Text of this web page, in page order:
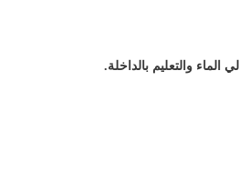
والتعليم بالداخلة.